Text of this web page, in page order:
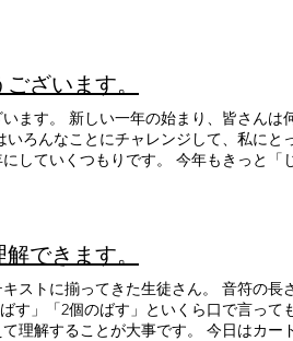
ざいます。
ます。 新しい一年の始まり、皆さん
ろんなことにチャレンジして、私にと
していくつもりです。 今年もきっと「
できます。
ん。 音符の長さを実際にカードの大きさで実感して
今日はカードを使いましたが、iPadも使います。